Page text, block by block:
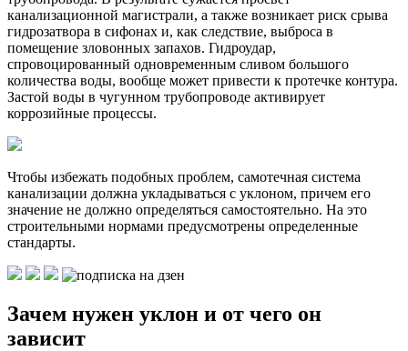
канализационной магистрали, а также возникает риск срыва
гидрозатвора в сифонах и, как следствие, выброса в
помещение зловонных запахов. Гидроудар,
спровоцированный одновременным сливом большого
количества воды, вообще может привести к протечке контура.
Застой воды в чугунном трубопроводе активирует
коррозийные процессы.
Чтобы избежать подобных проблем, самотечная система
канализации должна укладываться с уклоном, причем его
значение не должно определяться самостоятельно. На это
строительными нормами предусмотрены определенные
стандарты.
Зачем нужен уклон и от чего он
зависит